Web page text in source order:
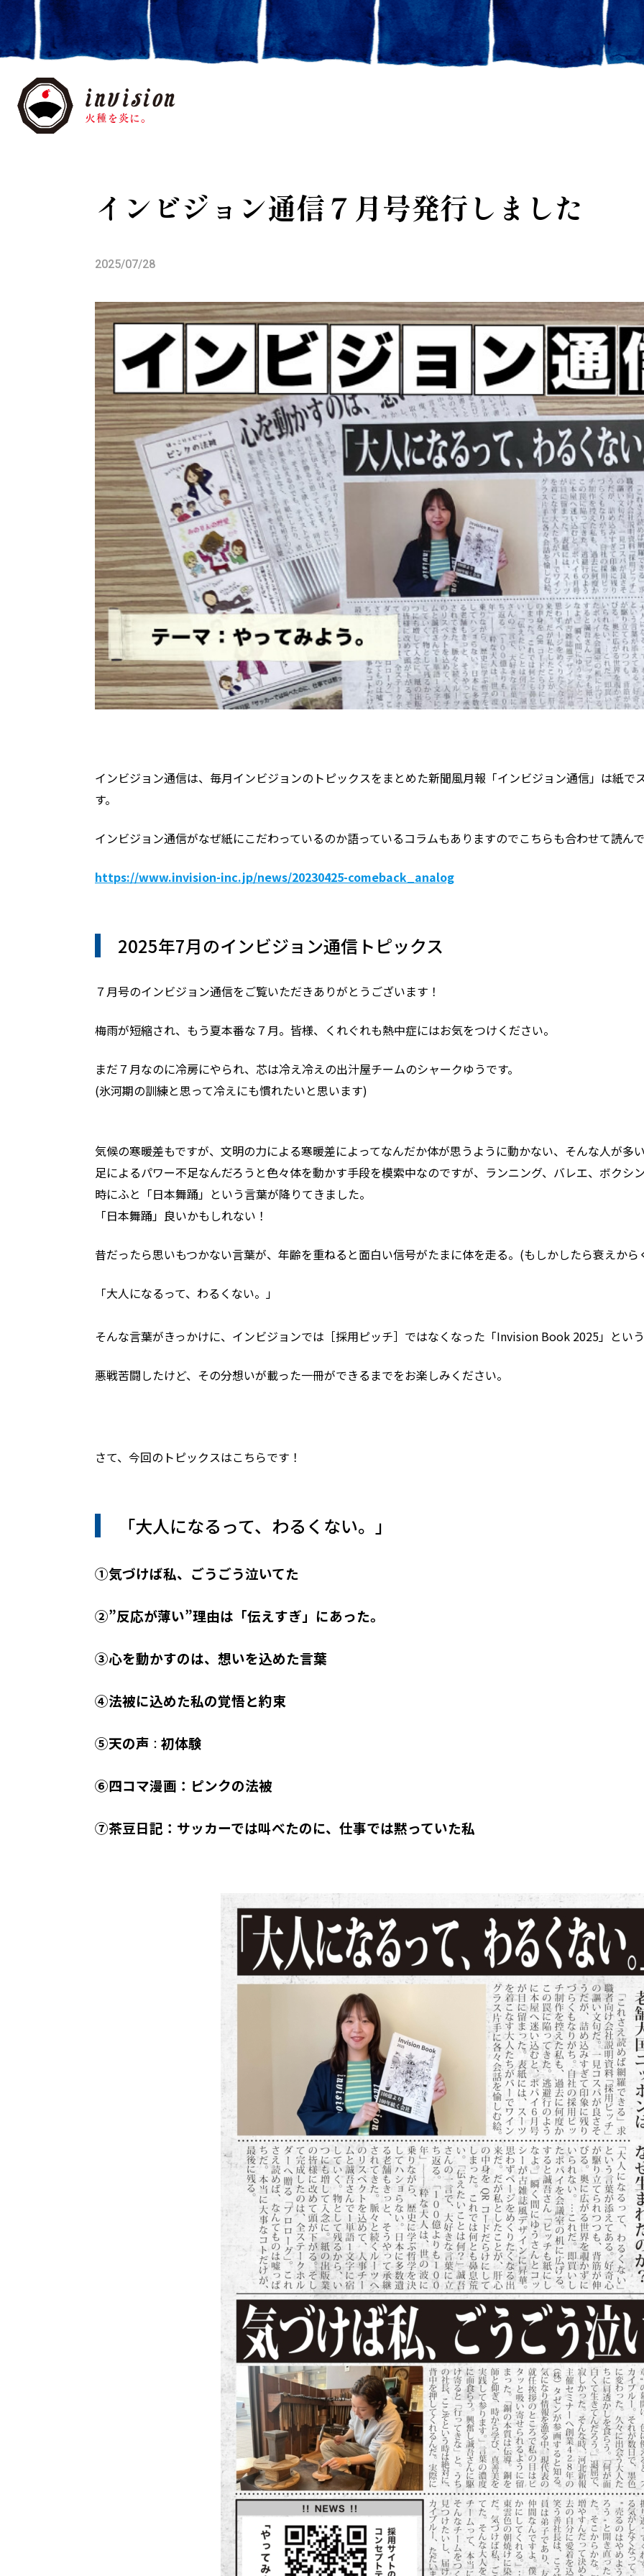
インビジョン通信７月号発行しました
2025/07/28
インビジョン通信は、毎月インビジョンのトピックスをまとめた新聞風月報「インビジョン通信」は紙で
す。
インビジョン通信がなぜ紙にこだわっているのか語っているコラムもありますのでこちらも合わせて読んで
https://www.invision-inc.jp/news/20230425-comeback_analog
2025年7月のインビジョン通信トピックス
７月号のインビジョン通信をご覧いただきありがとうございます！
梅雨が短縮され、もう夏本番な７月。皆様、くれぐれも熱中症にはお気をつけください。
まだ７月なのに冷房にやられ、芯は冷え冷えの出汁屋チームのシャークゆうです。
(氷河期の訓練と思って冷えにも慣れたいと思います)
気候の寒暖差もですが、文明の力による寒暖差によってなんだか体が思うように動かない、そんな人が多
足によるパワー不足なんだろうと色々体を動かす手段を模索中なのですが、ランニング、バレエ、ボクシ
時にふと「日本舞踊」という言葉が降りてきました。
「日本舞踊」良いかもしれない！
昔だったら思いもつかない言葉が、年齢を重ねると面白い信号がたまに体を走る。(もしかしたら衰えか
「大人になるって、わるくない。」
そんな言葉がきっかけに、インビジョンでは［採用ピッチ］ではなくなった「Invision Book 2025」とい
悪戦苦闘したけど、その分想いが載った一冊ができるまでをお楽しみください。
さて、今回のトピックスはこちらです！
「大人になるって、わるくない。」
①気づけば私、ごうごう泣いてた
②”反応が薄い”理由は「伝えすぎ」にあった。
③心を動かすのは、想いを込めた言葉
④法被に込めた私の覚悟と約束
⑤天の声 ： 初体験
⑥四コマ漫画： ピンクの法被
⑦茶豆日記：サッカーでは叫べたのに、仕事では黙っていた私